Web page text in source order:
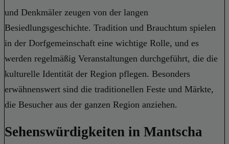
und Denkmäler zeugen von der langen
Besiedlungsgeschichte. Tradition und Brauchtum spielen
in der Dorfgemeinschaft eine wichtige Rolle, und es
werden regelmäßig Veranstaltungen durchgeführt, die die
kulturelle Identität der Region pflegen. Besonders
erwähnenswert sind die traditionellen Feste und Märkte,
die Besucher aus der ganzen Region anziehen.
Sehenswürdigkeiten in Mantscha